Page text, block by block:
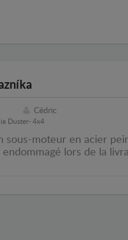
Cédric
Duster- 4x4
sous-moteur en acier
lors de la